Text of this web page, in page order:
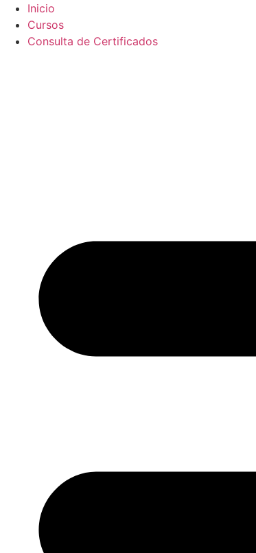
contenido
Inicio
Cursos
Consulta de Certificados